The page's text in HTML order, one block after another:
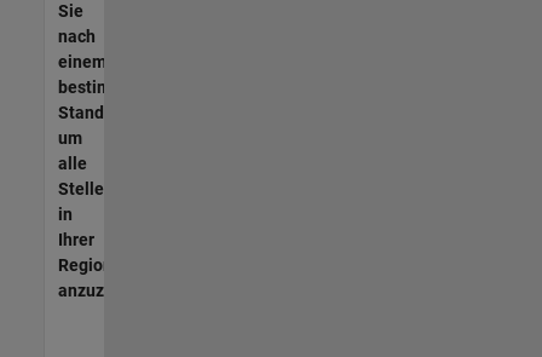
Sie
nach
einem
bestimmten
Standort,
um
alle
Stellenangebote
in
Ihrer
Region
anzuzeigen.